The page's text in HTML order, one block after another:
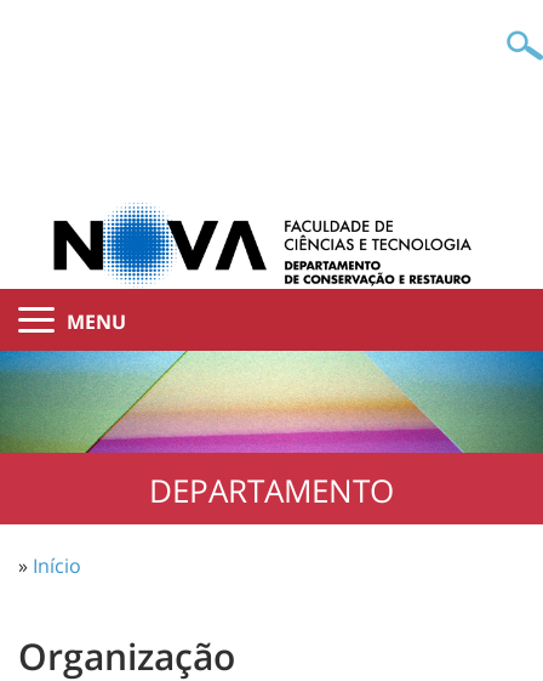
MENU
DEPARTAMENTO
» Início
Organização